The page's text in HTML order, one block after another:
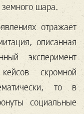
шара.
отражает
описанная
эксперимент
скромной
то в
социальные